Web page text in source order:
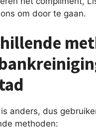
om door te gaan.
anders, dus
methoden: